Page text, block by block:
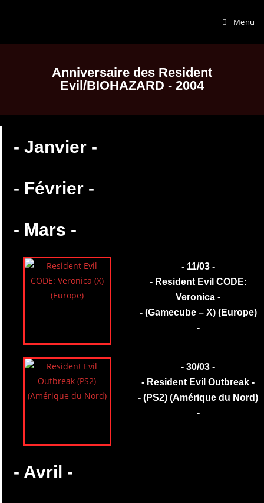
Menu
Anniversaire des Resident
Evil/BIOHAZARD - 2004
- Janvier -
- Février -
- Mars -
- 11/03 -
- Resident Evil CODE:
Veronica -
- (Gamecube – X) (Europe)
-
- 30/03 -
- Resident Evil Outbreak -
- (PS2) (Amérique du Nord)
-
- Avril -